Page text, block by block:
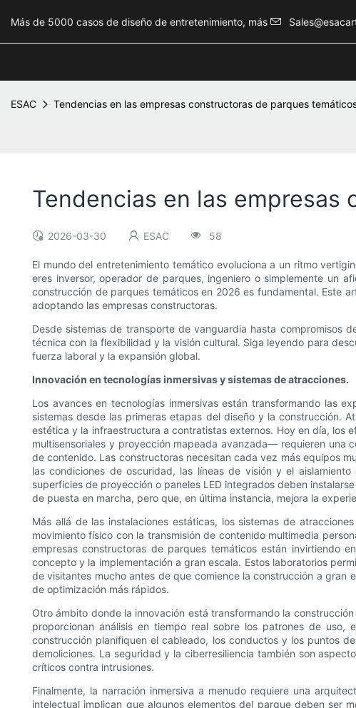
Más de 5000 casos de diseño de entretenimiento, más
ESAC Tendencias en las empresas constructoras de parques
Tendencias en las
2026-03-30 ESAC 58
El mundo del entretenimiento temático evoluciona a un ritmo
eres inversor, operador de parques, ingeniero o simplemente un
construcción de parques temáticos en 2026 es fundamental. Este
adoptando las empresas constructoras.
Desde sistemas de transporte de vanguardia hasta compromisos
técnica con la flexibilidad y la visión cultural. Siga leyendo para
fuerza laboral y la expansión global.
Innovación en tecnologías inmersivas y sistemas de atracciones.
Los avances en tecnologías inmersivas están transformando las
sistemas desde las primeras etapas del diseño y la construcción.
estética y la infraestructura a contratistas externos. Hoy en día, los
multisensoriales y proyección mapeada avanzada— requieren una
de contenido. Las constructoras necesitan cada vez más equipos
las condiciones de oscuridad, las líneas de visión y el
superficies de proyección o paneles LED integrados deben
de puesta en marcha, pero que, en última instancia, mejora la
Más allá de las instalaciones estáticas, los sistemas de
movimiento físico con la transmisión de contenido multimedia
empresas constructoras de parques temáticos están invirtiendo
concepto y la implementación a gran escala. Estos laboratorios
de visitantes mucho antes de que comience la construcción a gran
de optimización más rápidos.
Otro ámbito donde la innovación está transformando la
proporcionan análisis en tiempo real sobre los patrones de
construcción planifiquen el cableado, los conductos y los puntos
demoliciones. La seguridad y la ciberresiliencia también son
críticos contra intrusiones.
Finalmente, la narración inmersiva a menudo requiere una
intelectual implican que algunos elementos del parque deben ser